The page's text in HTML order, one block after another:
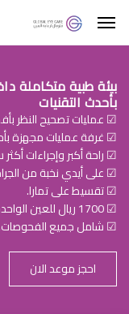
بيئة طبية متكاملة
بأحدث التقنيات
☑ عمليات تصحيح النظر
☑ غرفة عمليات مجهزة
☑ راحة أكبر وإجراءات
☑ على أيدي نخبة من
☑ تقسيط على تمارا.
☑ 1700 ريال للعين الواحدة.
☑ شامل جميع
احجز موعد الان